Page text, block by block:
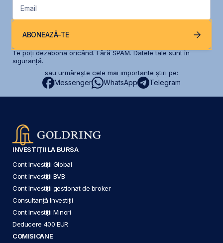
Email
ABONEAZĂ-TE
Te poți dezabona oricând. Fără SPAM. Datele tale sunt în
siguranță.
sau urmărește cele mai importante știri pe:
Messenger WhatsApp Telegram
INVESTIȚII LA BURSA
Cont Investiții Global
Cont Investiții BVB
Cont Investiții gestionat de broker
Consultanță Investiții
Cont Investiții Minori
Deducere 400 EUR
COMISIOANE